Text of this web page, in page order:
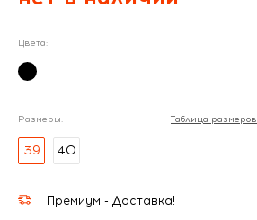
Цвета:
Размеры: Таблица размеров
39 40
Премиум - Доставка!